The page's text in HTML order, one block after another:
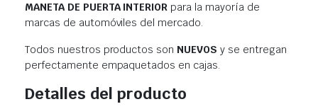
MANETA DE PUERTA INTERIOR para la mayoría de
marcas de automóviles del mercado.
Todos nuestros productos son NUEVOS y se entregan
perfectamente empaquetados en cajas.
Detalles del producto